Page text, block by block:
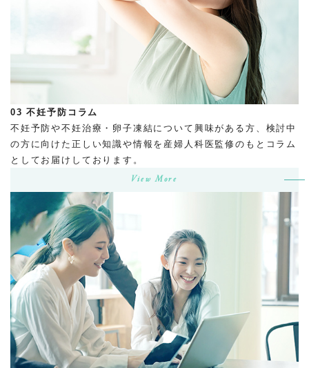
03 不妊予防コラム
不妊予防や不妊治療・卵子凍結について興味がある方、検討中
の方に向けた正しい知識や情報を産婦人科医監修のもとコラム
としてお届けしております。
View More